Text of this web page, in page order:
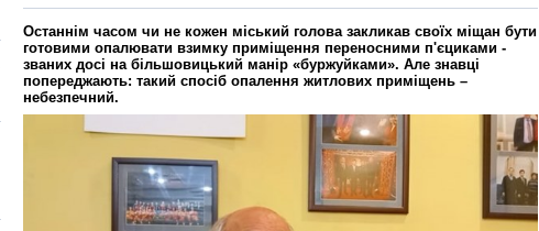
Останнім часом чи не кожен міський голова закликав своїх міщан бути
готовими опалювати взимку приміщення переносними п'єциками ‑
званих досі на більшовицький манір «буржуйками». Але знавці
попереджають: такий спосіб опалення житлових приміщень –
небезпечний.